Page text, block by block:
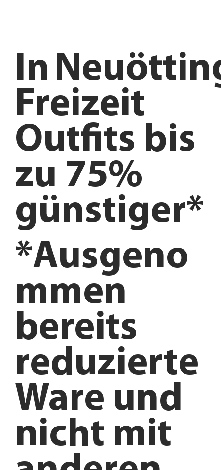
Freizeit
Outfits bis
zu 75%
günstiger*
In
*Ausgeno
mmen
bereits
reduzierte
Ware und
nicht mit